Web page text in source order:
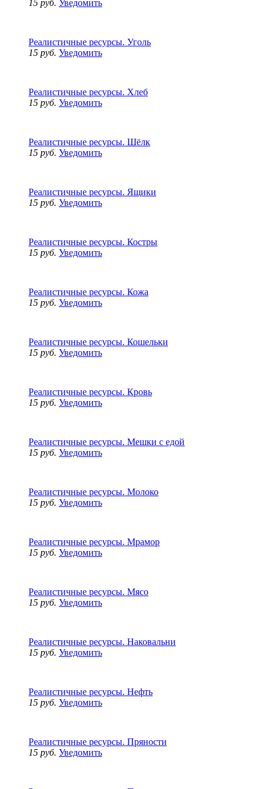
15 руб. Уведомить
Реалистичные ресурсы. Уголь
15 руб. Уведомить
Реалистичные ресурсы. Хлеб
15 руб. Уведомить
Реалистичные ресурсы. Шёлк
15 руб. Уведомить
Реалистичные ресурсы. Ящики
15 руб. Уведомить
Реалистичные ресурсы. Костры
15 руб. Уведомить
Реалистичные ресурсы. Кожа
15 руб. Уведомить
Реалистичные ресурсы. Кошельки
15 руб. Уведомить
Реалистичные ресурсы. Кровь
15 руб. Уведомить
Реалистичные ресурсы. Мешки с едой
15 руб. Уведомить
Реалистичные ресурсы. Молоко
15 руб. Уведомить
Реалистичные ресурсы. Мрамор
15 руб. Уведомить
Реалистичные ресурсы. Мясо
15 руб. Уведомить
Реалистичные ресурсы. Наковальни
15 руб. Уведомить
Реалистичные ресурсы. Нефть
15 руб. Уведомить
Реалистичные ресурсы. Пряности
15 руб. Уведомить